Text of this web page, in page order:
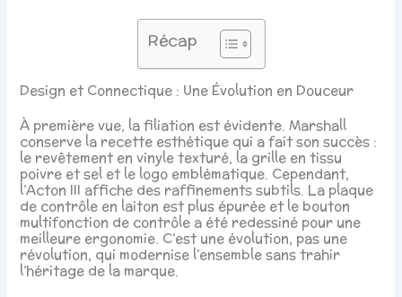
Récap
Design et Connectique : Une Évolution en Douceur
À première vue, la filiation est évidente. Marshall
conserve la recette esthétique qui a fait son succès :
le revêtement en vinyle texturé, la grille en tissu
poivre et sel et le logo emblématique. Cependant,
l’Acton III affiche des raffinements subtils. La plaque
de contrôle en laiton est plus épurée et le bouton
multifonction de contrôle a été redessiné pour une
meilleure ergonomie. C’est une évolution, pas une
révolution, qui modernise l’ensemble sans trahir
l’héritage de la marque.